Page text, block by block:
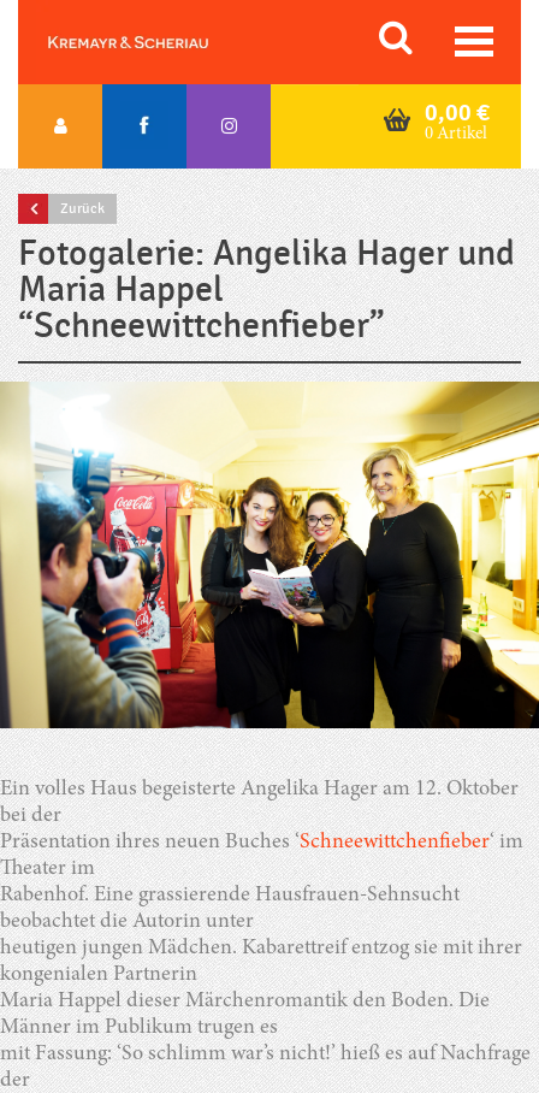
content
Orac K&S
0,00 €
0 Artikel
Zurück
Fotogalerie: Angelika Hager und
Maria Happel
“Schneewittchenfieber”
Ein volles Haus begeisterte Angelika Hager am 12. Oktober
bei der
Präsentation ihres neuen Buches ‘Schneewittchenfieber‘ im
Theater im
Rabenhof. Eine grassierende Hausfrauen-Sehnsucht
beobachtet die Autorin unter
heutigen jungen Mädchen. Kabarettreif entzog sie mit ihrer
kongenialen Partnerin
Maria Happel dieser Märchenromantik den Boden. Die
Männer im Publikum trugen es
mit Fassung: ‘So schlimm war’s nicht!’ hieß es auf Nachfrage
der